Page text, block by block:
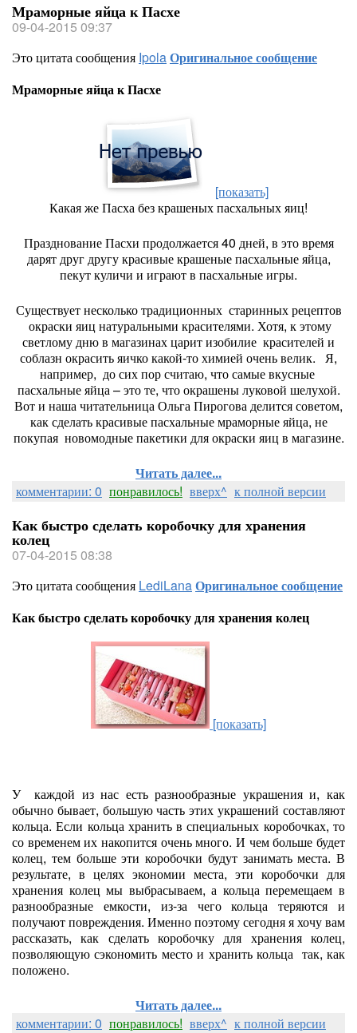
Мраморные яйца к Пасхе
09-04-2015 09:37
Это цитата сообщения IpolaОригинальное сообщение
Мраморные яйца к Пасхе
[показать]
Какая же Пасха без крашеных пасхальных яиц!
Празднование Пасхи продолжается 40 дней, в это время
дарят друг другу красивые крашеные пасхальные яйца,
пекут куличи и играют в пасхальные игры.
Существует несколько традиционных старинных рецептов
окраски яиц натуральными красителями. Хотя, к этому
светлому дню в магазинах царит изобилие красителей и
соблазн окрасить яичко какой-то химией очень велик. Я,
например, до сих пор считаю, что самые вкусные
пасхальные яйца – это те, что окрашены луковой шелухой.
Вот и наша читательница Ольга Пирогова делится советом,
как сделать красивые пасхальные мраморные яйца, не
покупая новомодные пакетики для окраски яиц в магазине.
Читать далее...
комментарии: 0 понравилось! вверх^ к полной версии
Как быстро сделать коробочку для хранения
колец
07-04-2015 08:38
Это цитата сообщения LediLanaОригинальное сообщение
Как быстро сделать коробочку для хранения колец
[показать]
У каждой из нас есть разнообразные украшения и, как
обычно бывает, большую часть этих украшений составляют
кольца. Если кольца хранить в специальных коробочках, то
со временем их накопится очень много. И чем больше будет
колец, тем больше эти коробочки будут занимать места. В
результате, в целях экономии места, эти коробочки для
хранения колец мы выбрасываем, а кольца перемещаем в
разнообразные емкости, из-за чего кольца теряются и
получают повреждения. Именно поэтому сегодня я хочу вам
рассказать, как сделать коробочку для хранения колец,
позволяющую сэкономить место и хранить кольца так, как
положено.
Читать далее...
комментарии: 0 понравилось! вверх^ к полной версии